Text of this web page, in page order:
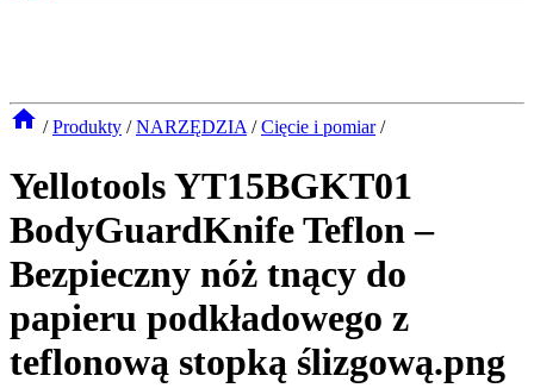
/ Produkty / NARZĘDZIA / Cięcie i pomiar /
Yellotools YT15BGKT01
BodyGuardKnife Teflon –
Bezpieczny nóż tnący do
papieru podkładowego z
teflonową stopką ślizgową.png